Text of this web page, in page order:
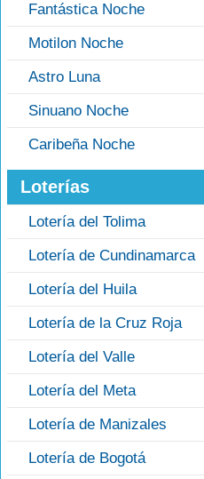
Fantástica Noche
Motilon Noche
Astro Luna
Sinuano Noche
Caribeña Noche
Loterías
Lotería del Tolima
Lotería de Cundinamarca
Lotería del Huila
Lotería de la Cruz Roja
Lotería del Valle
Lotería del Meta
Lotería de Manizales
Lotería de Bogotá